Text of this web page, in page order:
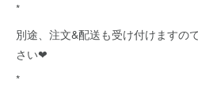
*
別途、注文&配送も受け付けますの
さい❤
*